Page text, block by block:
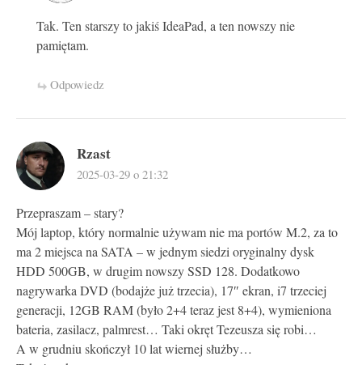
Tak. Ten starszy to jakiś IdeaPad, a ten nowszy nie
pamiętam.
Odpowiedz
Rzast
2025-03-29 o 21:32
Przepraszam – stary?
Mój laptop, który normalnie używam nie ma portów M.2, za to
ma 2 miejsca na SATA – w jednym siedzi oryginalny dysk
HDD 500GB, w drugim nowszy SSD 128. Dodatkowo
nagrywarka DVD (bodajże już trzecia), 17″ ekran, i7 trzeciej
generacji, 12GB RAM (było 2+4 teraz jest 8+4), wymieniona
bateria, zasilacz, palmrest… Taki okręt Tezeusza się robi…
A w grudniu skończył 10 lat wiernej służby…